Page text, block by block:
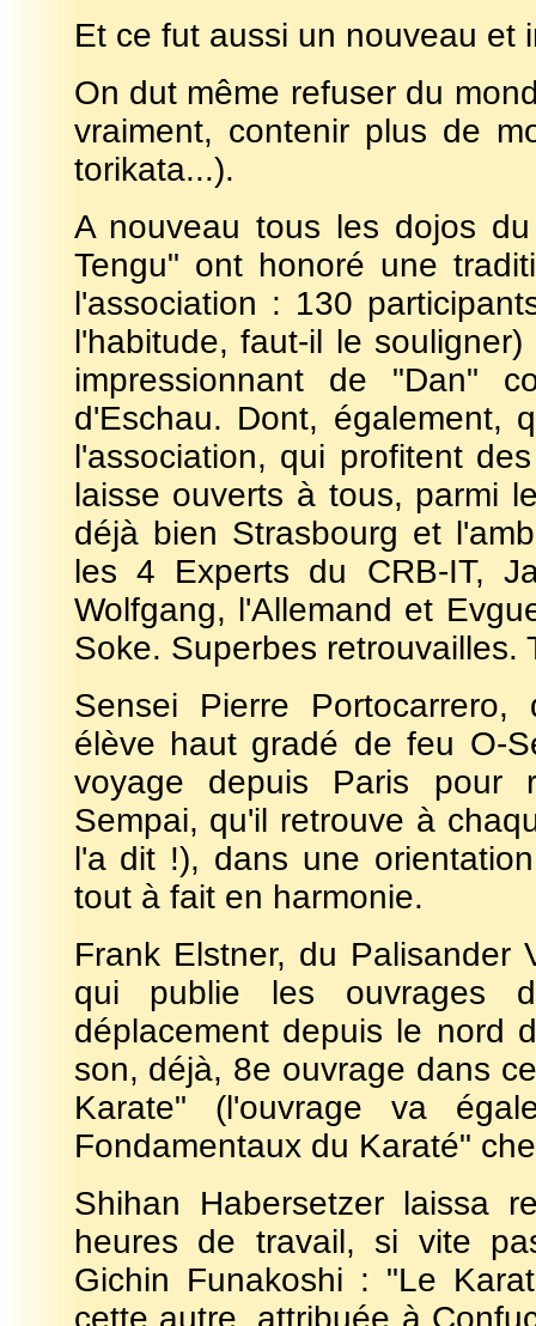
Et ce fut aussi un nouveau et
On dut même refuser du
vraiment, contenir plus de
torikata...).
A nouveau tous les dojos
Tengu" ont honoré une
l'association : 130
l'habitude, faut-il le
impressionnant de "Dan"
d'Eschau. Dont, également,
l'association, qui profitent
laisse ouverts à tous, parmi
déjà bien Strasbourg et
les 4 Experts du CRB-IT,
Wolfgang, l'Allemand et
Soke. Superbes retrouvailles.
Sensei Pierre Portocarrero,
élève haut gradé de feu O-
voyage depuis Paris pour
Sempai, qu'il retrouve à
l'a dit !), dans une
tout à fait en harmonie.
Frank Elstner, du Palisander
qui publie les ouvrages
déplacement depuis le nord
son, déjà, 8e ouvrage dans
Karate" (l'ouvrage va
Fondamentaux du Karaté"
Shihan Habersetzer laissa
heures de travail, si vite
Gichin Funakoshi : "Le
cette autre, attribuée à